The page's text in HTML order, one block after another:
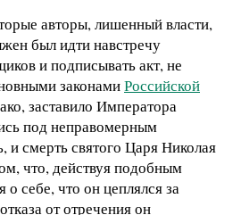
авторы, лишенный власти,
был идти навстречу
и подписывать акт, не
законамиРоссийской
заставило Императора
под неправомерным
смерть святого Царя Николая
что, действуя подобным
о себе, что он цеплялся за
от отречения он